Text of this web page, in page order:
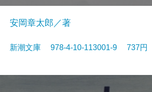
安岡章太郎／著
新潮文庫 978-4-10-113001-9 737円